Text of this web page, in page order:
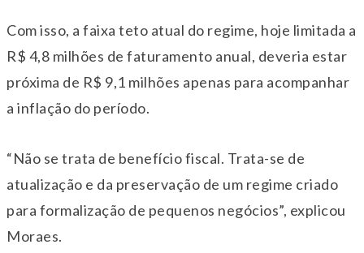
Com isso, a faixa teto atual do regime, hoje limitada a
R$ 4,8 milhões de faturamento anual, deveria estar
próxima de R$ 9,1 milhões apenas para acompanhar
a inflação do período.
“Não se trata de benefício fiscal. Trata-se de
atualização e da preservação de um regime criado
para formalização de pequenos negócios”, explicou
Moraes.